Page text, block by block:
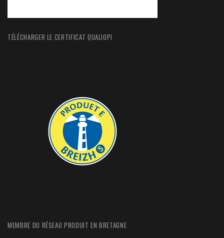
TÉLÉCHARGER LE CERTIFICAT QUALIOPI
MEMBRE DU RÉSEAU PRODUIT EN BRETAGNE